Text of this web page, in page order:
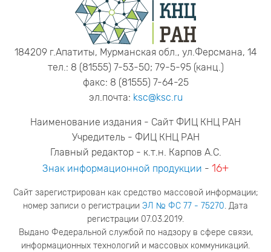
184209 г.Апатиты, Мурманская обл., ул.Ферсмана, 14
тел.: 8 (81555) 7-53-50; 79-5-95 (канц.)
факс: 8 (81555) 7-64-25
эл.почта: ksc@ksc.ru
Наименование издания - Сайт ФИЦ КНЦ РАН
Учредитель - ФИЦ КНЦ РАН
Главный редактор - к.т.н. Карпов А.С.
Знак информационной продукции - 16+
Сайт зарегистрирован как средство массовой информации;
номер записи о регистрации ЭЛ № ФС 77 - 75270. Дата
регистрации 07.03.2019.
Выдано Федеральной службой по надзору в сфере связи,
информационных технологий и массовых коммуникаций.